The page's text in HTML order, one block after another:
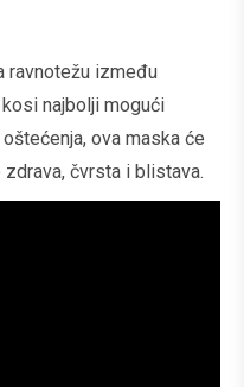
ravnotežu između
najbolji mogući
ova maska će
čvrsta i blistava.